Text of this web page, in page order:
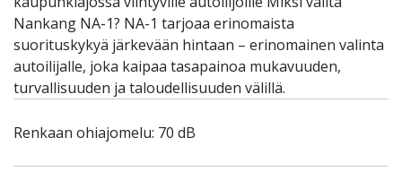
Nankang NA-1? NA-1 tarjoaa erinomaista
suorituskykyä järkevään hintaan – erinomainen valinta
autoilijalle, joka kaipaa tasapainoa mukavuuden,
turvallisuuden ja taloudellisuuden välillä.
Renkaan ohiajomelu: 70 dB